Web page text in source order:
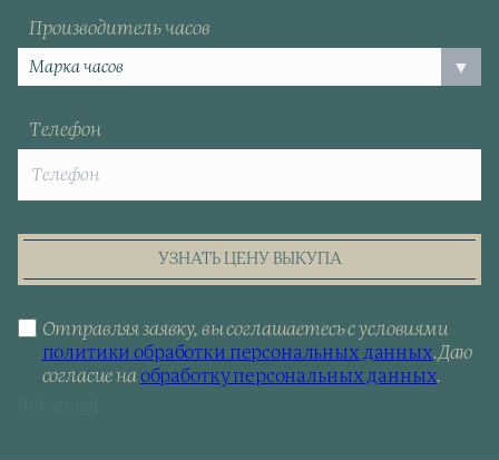
Производитель часов
Телефон
УЗНАТЬ ЦЕНУ ВЫКУПА
Отправляя заявку, вы соглашаетесь с условиями
политики обработки персональных данных.Даю
согласие наобработку персональных данных.